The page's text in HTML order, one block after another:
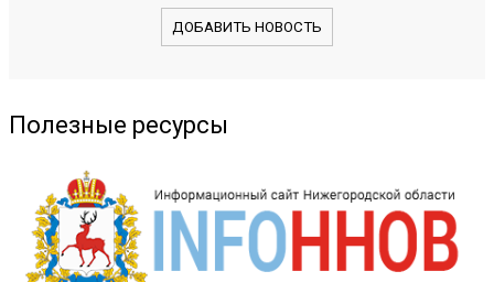
ДОБАВИТЬ НОВОСТЬ
Полезные ресурсы